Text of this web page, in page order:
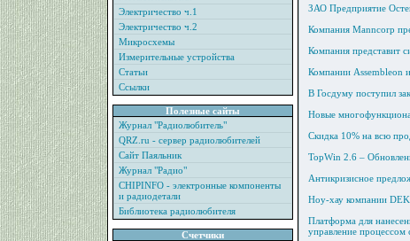
Электричество ч.1
Электричество ч.2
Микросхемы
Измерительные устройства
Статьи
Ссылки
Полезные сайты
Журнал "Радиолюбитель"
QRZ.ru - сервер радиолюбителей
Сайт Паяльник
Журнал "Радио"
CHIPINFO - электронные компоненты
и радиодетали
Библиотека радиолюбителя
Счетчики
ЗАО Предприятие
Компания Manncorp
Компания представит
Компании Assembleon
В Госдуму поступил
Новые
Скидка 10% на всю
TopWin 2.6 –
Антикризисное
Ноу-хау компании DEK
Платформа для
управление процессом